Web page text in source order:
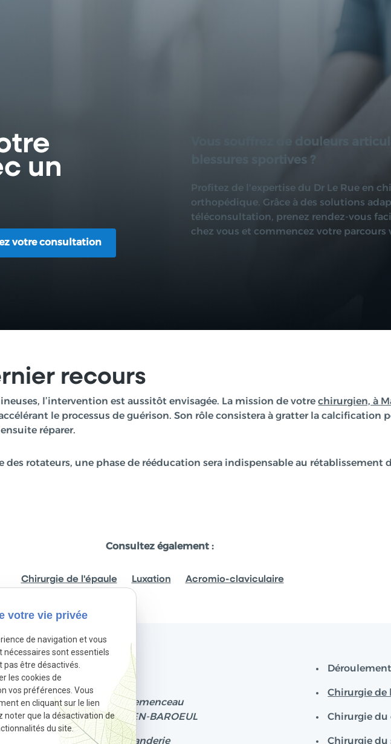
un
votre consultation
votre consultation
Vous souffrez de douleurs
blessures sportives ?
Profitez de l'expertise du Dr Le Rue en
orthopédique. Grâce à des solutions
téléconsultation, prenez rendez-vous
chez vous et commencez votre parcours
recours
l’intervention est aussitôt envisagée. La mission de votrechirurgien, à
le processus de guérison. Son rôle consistera à gratter la calcification
réparer.
rotateurs, une phase de rééducation sera indispensable au rétablissement
Consultez également :
Chirurgie de l'épaule Luxation Acromio-claviculaire
Informations
03.20.98.01.01
182 Boulevard clemenceau
59700 MARCQ-EN-BAROEUL
199, Rue de la Rianderie
Chirurgie de
Chirurgie du
Chirurgie du
votre vie privée
de navigation et vous
sont essentiels
être désactivés.
les cookies de
vos préférences. Vous
en cliquant sur le lien
noter que la désactivation de
du site.